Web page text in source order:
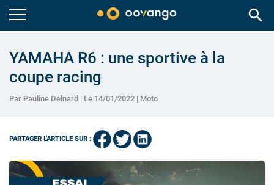
search
YAMAHA R6 : une sportive à la
coupe racing
Par Pauline Delnard | Le 14/01/2022 | Moto
PARTAGER L'ARTICLE SUR :